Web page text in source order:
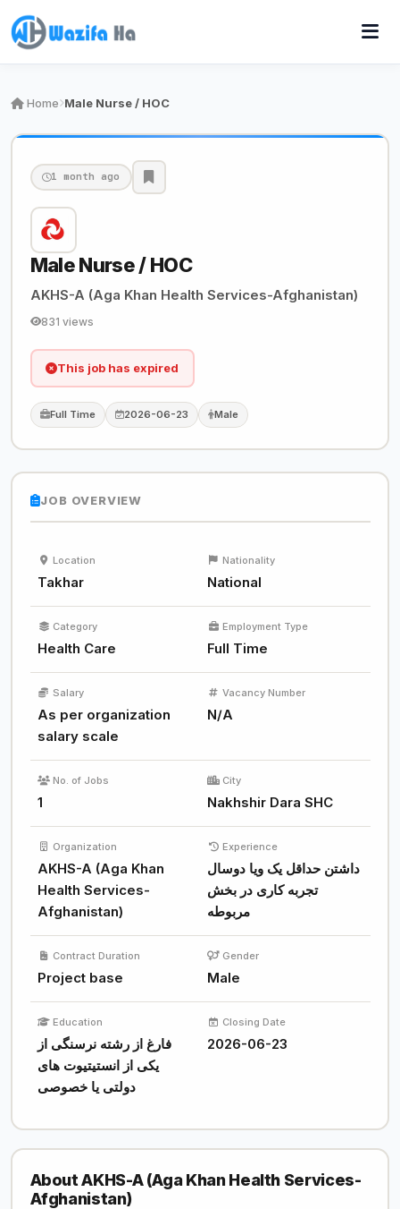
Home Male Nurse / HOC
1 month ago
Male Nurse / HOC
AKHS-A (Aga Khan Health Services-Afghanistan)
831 views
This job has expired
Full Time 2026-06-23 Male
JOB OVERVIEW
Location
Takhar
Nationality
National
Category
Health Care
Employment Type
Full Time
Salary
As per organization
salary scale
Vacancy Number
N/A
No. of Jobs
1
City
Nakhshir Dara SHC
Organization
AKHS-A (Aga Khan
Health Services-
Afghanistan)
Experience
داشتن حداقل یک ویا دوسال
تجربه کاری در بخش
مربوطه
Contract Duration
Project base
Gender
Male
Education
فارغ از رشته نرسنگی از
یکی از انستیتیوت های
دولتی یا خصوصی
Closing Date
2026-06-23
About AKHS-A (Aga Khan Health Services-
Afghanistan)